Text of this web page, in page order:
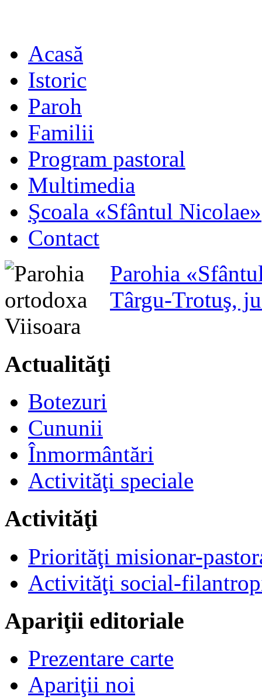
Acasă
Istoric
Paroh
Familii
Program pastoral
Multimedia
Şcoala «Sfântul Nicolae»
Contact
Parohia
Târgu-Trotuş,
Actualităţi
Botezuri
Cununii
Înmormântări
Activităţi speciale
Activităţi
Priorităţi misionar-
Activităţi social-
Apariţii editoriale
Prezentare carte
Apariţii noi